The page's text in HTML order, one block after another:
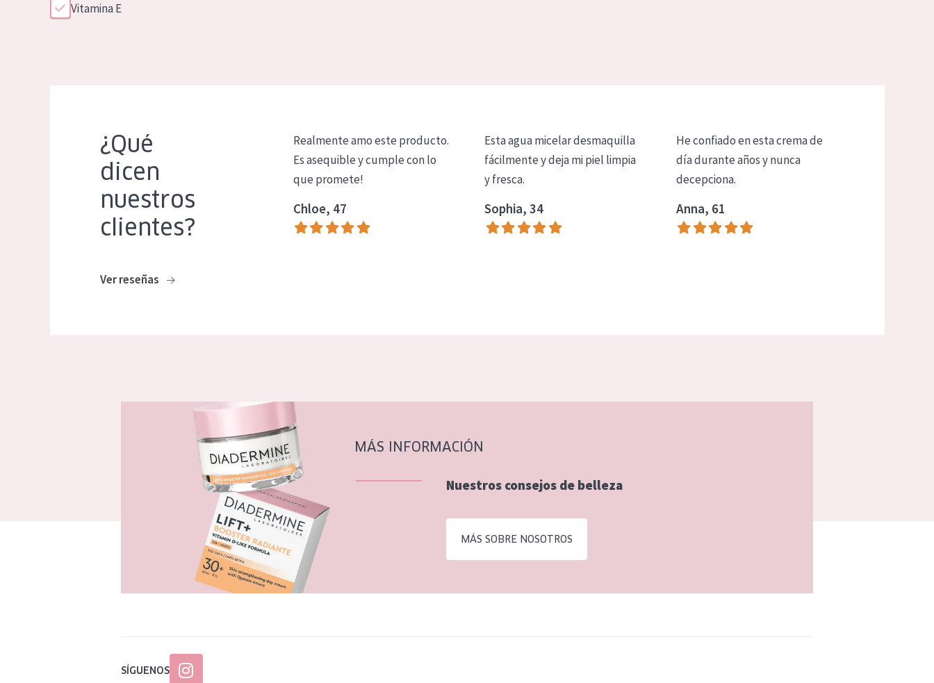
Vitamina E
¿Qué
dicen
nuestros
clientes?
Ver reseñas
Realmente amo este producto.
Es asequible y cumple con lo
que promete!
Chloe, 47
Esta agua micelar desmaquilla
fácilmente y deja mi piel limpia
y fresca.
Sophia, 34
He confiado en esta crema de
día durante años y nunca
decepciona.
Anna, 61
MÁS INFORMACIÓN
Nuestros consejos de belleza
MÁS SOBRE NOSOTROS
SÍGUENOS